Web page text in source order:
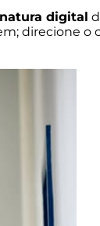
digital
direcione